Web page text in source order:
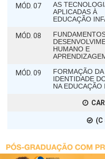
MÓD. 07
AS
APLICADAS À
EDUCAÇÃO
MÓD. 08
HUMANO E
MÓD. 09
FORMAÇÃO DA
IDENTIDADE
NA EDUCAÇÃO